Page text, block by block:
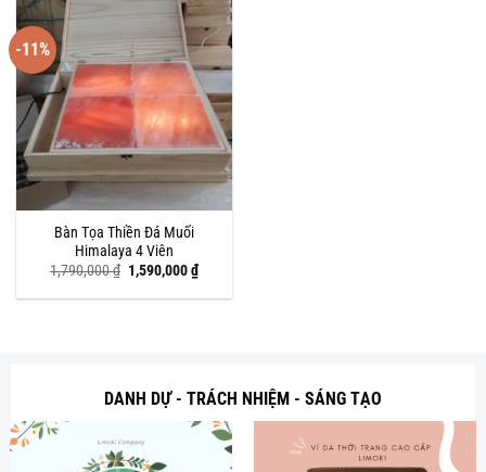
-11%
Bàn Tọa Thiền Đá Muối
Himalaya 4 Viên
1,790,000₫ Giá
gốc
là:
1,590,000₫Giá
hiện
tại
DANH DỰ - TRÁCH NHIỆM - SÁNG TẠO